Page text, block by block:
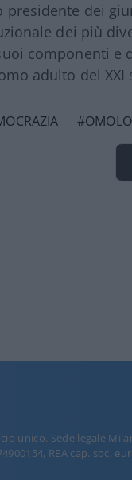
presidente dei
dei più
componenti e
adulto del XXI
unico. Sede legale
REA cap. soc.